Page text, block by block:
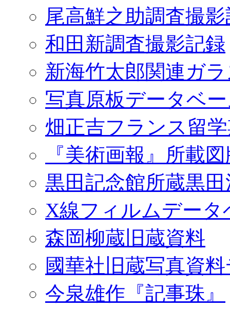
尾高鮮之助調査撮
和田新調査撮影記録
新海竹太郎関連ガ
写真原板データベ
畑正吉フランス留
『美術画報』所載
黒田記念館所蔵黒
X線フィルムデータ
森岡柳蔵旧蔵資料
國華社旧蔵写真資
今泉雄作『記事珠』